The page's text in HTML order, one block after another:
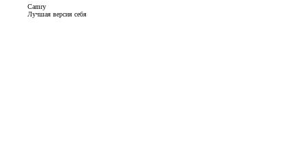
Camry
Лучшая версия себя